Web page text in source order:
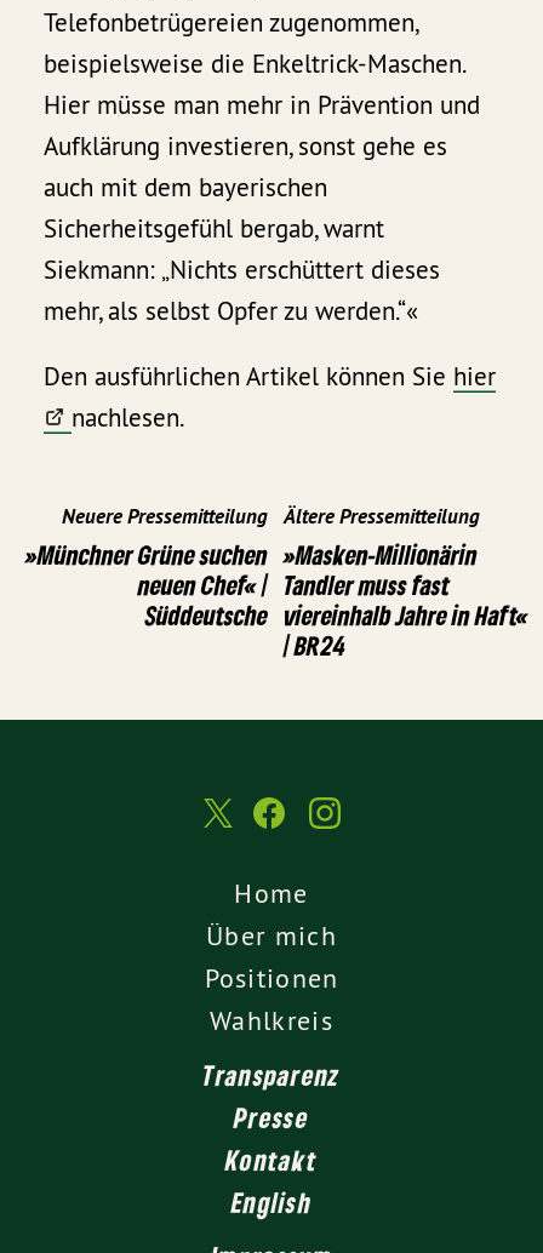
Telefonbetrügereien zugenommen,
beispielsweise die Enkeltrick-Maschen.
Hier müsse man mehr in Prävention und
Aufklärung investieren, sonst gehe es
auch mit dem bayerischen
Sicherheitsgefühl bergab, warnt
Siekmann: „Nichts erschüttert dieses
mehr, als selbst Opfer zu werden.“«
Den ausführlichen Artikel können Sie hier
nachlesen.
Neuere Pressemitteilung
»Münchner Grüne suchen
neuen Chef« |
Süddeutsche
Ältere Pressemitteilung
»Masken-Millionärin
Tandler muss fast
viereinhalb Jahre in Haft«
| BR24
Home
Über mich
Positionen
Wahlkreis
Transparenz
Presse
Kontakt
English